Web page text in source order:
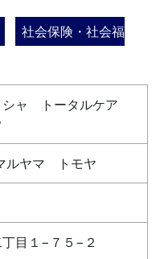
社会保険・社会福
シャ トータルケア
ルヤマ トモヤ
目１−７５−２